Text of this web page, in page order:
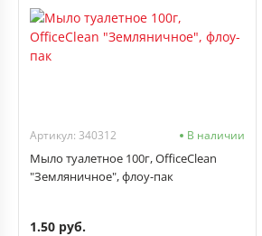
Артикул: 340312 В наличии
Мыло туалетное 100г, OfficeClean
"Земляничное", флоу-пак
1.50 руб.